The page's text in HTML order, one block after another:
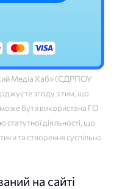
Медіа Хаб» (ЄДРПОУ
згоду з тим, що
бути використана ГО
діяльності, що
та створення суспільно
на сайті